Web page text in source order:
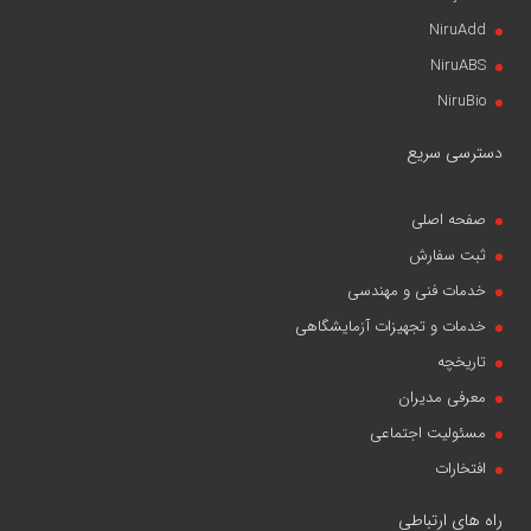
NiruAdd
NiruABS
NiruBio
دسترسی سریع
صفحه اصلی
ثبت سفارش
خدمات فنی و مهندسی
خدمات و تجهیزات آزمایشگاهی
تاریخچه
معرفی مدیران
مسئولیت اجتماعی
افتخارات
راه های ارتباطی